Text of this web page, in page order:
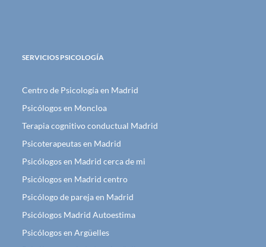
SERVICIOS PSICOLOGÍA
Centro de Psicología en Madrid
Psicólogos en Moncloa
Terapia cognitivo conductual Madrid
Psicoterapeutas en Madrid
Psicólogos en Madrid cerca de mi
Psicólogos en Madrid centro
Psicólogo de pareja en Madrid
Psicólogos Madrid Autoestima
Psicólogos en Argüelles